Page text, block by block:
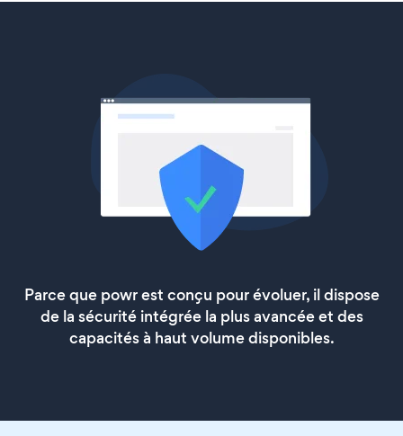
Parce que powr est conçu pour évoluer, il dispose
de la sécurité intégrée la plus avancée et des
capacités à haut volume disponibles.